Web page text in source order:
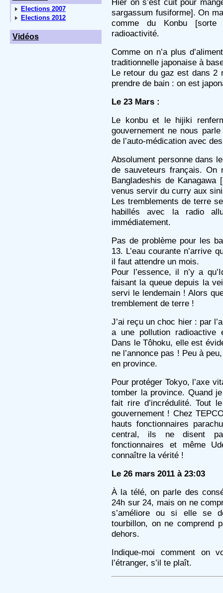
Elections 2007
Elections 2012
Vidéos
Hier on s’est cuit pour
sargassum fusiforme]. On
comme du Konbu
radioactivité.
Comme on n’a plus
traditionnelle japonaise à
Le retour du gaz est dans 2
prendre de bain : on est
Le 23 Mars :
Le konbu et le hijiki
gouvernement ne nous
de l’auto-médication avec
Absolument personne dans
de sauveteurs français.
Bangladeshis de Kanagawa
venus servir du curry aux
Les tremblements de terre
habillés avec la radio
immédiatement.
Pas de problème pour les
13. L’eau courante n’arrive
il faut attendre un mois.
Pour l’essence, il n’y a
faisant la queue depuis la
servi le lendemain ! Alors
tremblement de terre !
J’ai reçu un choc hier : par
a une pollution radioactive
Dans le Tôhoku, elle est
ne l’annonce pas ! Peu à
en province.
Pour protéger Tokyo, l’axe
tomber la province. Quand
fait rire d’incrédulité. Tout
gouvernement ! Chez
hauts fonctionnaires
central, ils ne disent
fonctionnaires et même
connaître la vérité !
Le 26 mars 2011 à 23:03
À la télé, on parle des
24h sur 24, mais on ne
s’améliore ou si elle se
tourbillon, on ne comprend
dehors.
Indique-moi comment on
l’étranger, s’il te plaît.